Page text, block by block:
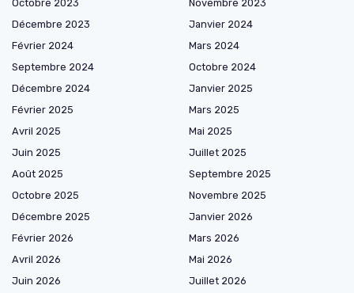
Octobre 2023
Novembre 2023
Décembre 2023
Janvier 2024
Février 2024
Mars 2024
Septembre 2024
Octobre 2024
Décembre 2024
Janvier 2025
Février 2025
Mars 2025
Avril 2025
Mai 2025
Juin 2025
Juillet 2025
Août 2025
Septembre 2025
Octobre 2025
Novembre 2025
Décembre 2025
Janvier 2026
Février 2026
Mars 2026
Avril 2026
Mai 2026
Juin 2026
Juillet 2026